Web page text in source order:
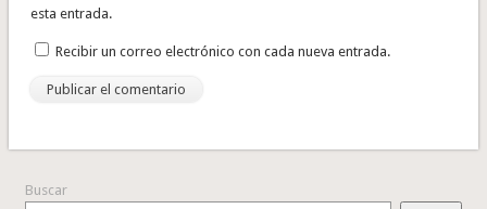
esta entrada.
Recibir un correo electrónico con cada nueva entrada.
Buscar